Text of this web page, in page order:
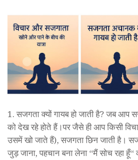
1. सजगता क्यों गायब हो जाती है? जब आप
को देख रहे होते हैं।पर जैसे ही आप किसी
उसमें खो जाते हैं), सजगता छिन जाती है।
जुड़ जाना, पहचान बना लेना “मैं सोच रहा